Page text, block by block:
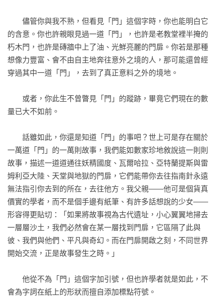
╳╳╳
來自各方的驚豔好評
我們也許都幻想過推開一道不起眼的門扉，拋下現實生活中種
迫捨棄種種幻想，被迫面對冰冷灰暗的世界。不再逃避現實的
我們，只能輕嘆一聲，拋開天馬行空的念想，繼續埋頭學習與
工作。
然而，進出一幢幢建築、走在一條條街道、邁入一座座山林、
航行一片片汪洋之時，你心中是否仍然揣著一絲遐想？也許過
了下一個轉角，映入眼簾的將會是奇幻都城風貌，也許拉開一
旁的簾幕，傳入耳中的將會是萬馬奔騰之聲，也許驀然回首，
撲鼻而至的將會是異世界一縷沁涼海風。也許在此時你就會發
現，世界並沒有想像中那般冰冷、那般灰暗，而是在各個角落
藏了通往奇幻冒險的門扉。
了『門』內的異世界？」——朱崇旻，本書譯者
儘管你與我不熟，但看見「門」這個字時，你也能明白它
的含意。你也許親眼見過一道「門」，也許是老教堂裡半掩的
朽木門，也許是磚牆中上了油、光鮮亮麗的門扉。你若是那種
想像力豐富、會不由自主地奔往意外之境的人，那可能還曾經
穿過其中一道「門」，去到了真正意料之外的境地。
或者，你此生不曾瞥見「門」的蹤跡，畢竟它們現在的數
量已大不如前。
話雖如此，你還是知道「門」的事吧？世上可是存在關於
一萬道「門」的一萬則故事，我們能如數家珍地敘說這一則則
故事，描述一道道通往妖精國度、瓦爾哈拉、亞特蘭提斯與雷
姆利亞大陸、天堂與地獄的門扉，它們能帶你去往指南針永遠
無法指引你去到的所在，去往他方。我父親——他可是個貨真
價實的學者，而不是個手邊有紙筆、有許多話想說的少女——
形容得更貼切：「如果將故事視為古代遺址，小心翼翼地掃去
一層層沙土，我們必然會在某一層找到門扉，它區隔了此與
彼、我們與他們、平凡與奇幻。而在門扉開啟之刻，不同世界
開始交流，正是故事發生之時。」
他從不為「門」這個字加引號，但也許學者就是如此，不
會為字詞在紙上的形狀而擅自添加標點符號。